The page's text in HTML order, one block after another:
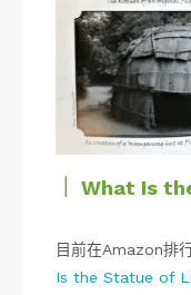
｜ What Is
目前在Amazon排
Is the Statue of